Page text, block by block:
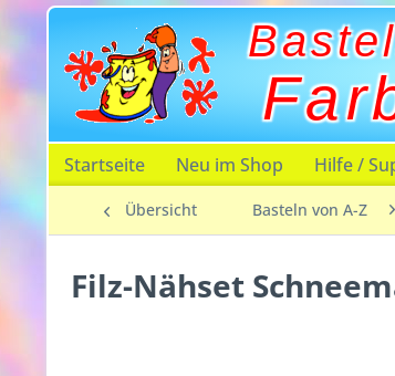
Startseite Neu im Shop Hilfe /
Übersicht Basteln von A-Z
Filz-Nähset